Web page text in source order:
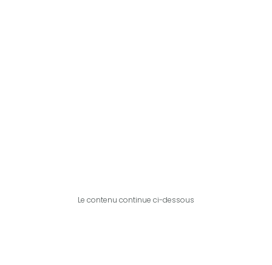
Le contenu continue ci-dessous